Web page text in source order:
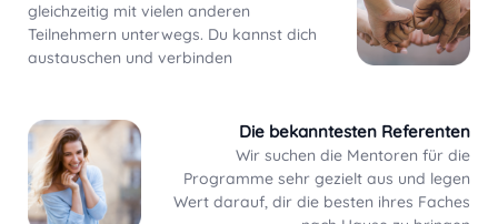
gleichzeitig mit vielen anderen
Teilnehmern unterwegs. Du kannst dich
austauschen und verbinden
Die bekanntesten Referenten
Wir suchen die Mentoren für die
Programme sehr gezielt aus und legen
Wert darauf, dir die besten ihres Faches